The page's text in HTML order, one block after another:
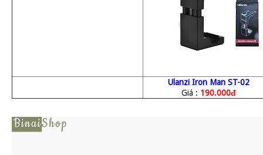
Ulanzi Iron Man ST-02
Giá : 190.000đ